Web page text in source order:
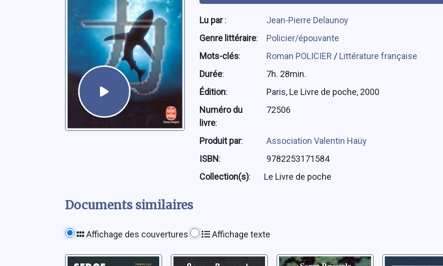
Lu par:
Jean-Pierre Delaunoy
Genre littéraire:
Policier/épouvante
Mots-clés: Roman POLICIER / Littérature française
Durée:
7h. 28min.
Édition:
Paris, Le Livre de poche, 2000
Numéro du
livre:
72506
Produit par:
Association Valentin Haüy
ISBN:
9782253171584
Collection(s): Le Livre de poche
Documents similaires
Affichage des couvertures Affichage texte